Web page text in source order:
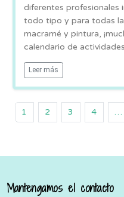
diferentes profesionales
todo tipo y para todas
macramé y pintura,
calendario de
Leer más
1 2 3 4 …
Mantengamos el contacto